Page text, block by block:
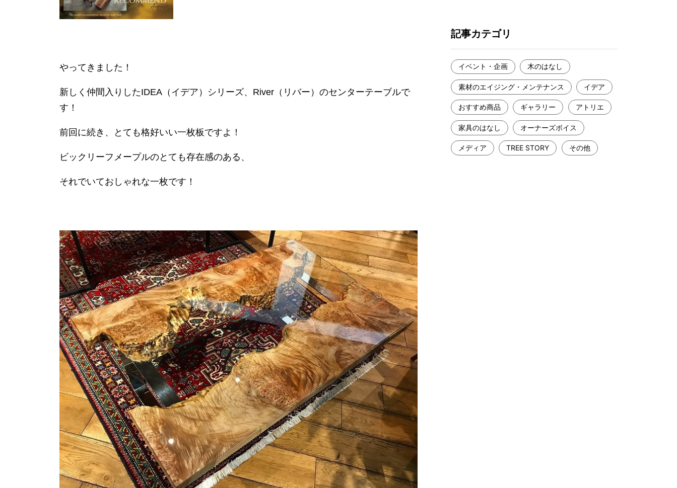
やってきました！
新しく仲間入りしたIDEA（イデア）シリーズ、River（リバー）のセンターテーブルで
す！
前回に続き、とても格好いい一枚板ですよ！
ビックリーフメープルのとても存在感のある、
それでいておしゃれな一枚です！
記事カテゴリ
イベント・企画 木のはなし
素材のエイジング・メンテナンス イデア
おすすめ商品 ギャラリー アトリエ
家具のはなし オーナーズボイス
メディア TREE STORY その他